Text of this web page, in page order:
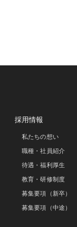
採用情報
私たちの想い
職種・社員紹介
待遇・福利厚生
教育・研修制度
募集要項（新卒）
募集要項（中途）